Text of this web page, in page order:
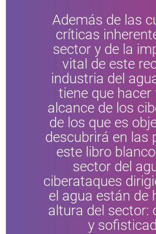
Además de las
críticas
sector y de la
vital de este
industria del
tiene que hacer
alcance de los
de los que es
descubrirá en las
este libro
sector del
ciberataques
el agua están de
altura del sector:
y